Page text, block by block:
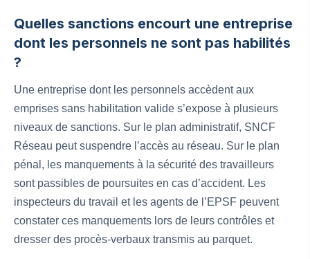
Quelles sanctions encourt une entreprise
dont les personnels ne sont pas habilités
?
Une entreprise dont les personnels accèdent aux
emprises sans habilitation valide s’expose à plusieurs
niveaux de sanctions. Sur le plan administratif, SNCF
Réseau peut suspendre l’accès au réseau. Sur le plan
pénal, les manquements à la sécurité des travailleurs
sont passibles de poursuites en cas d’accident. Les
inspecteurs du travail et les agents de l’EPSF peuvent
constater ces manquements lors de leurs contrôles et
dresser des procès-verbaux transmis au parquet.